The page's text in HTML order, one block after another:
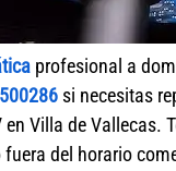
profesional a
si necesitas
en Villa de
del horario